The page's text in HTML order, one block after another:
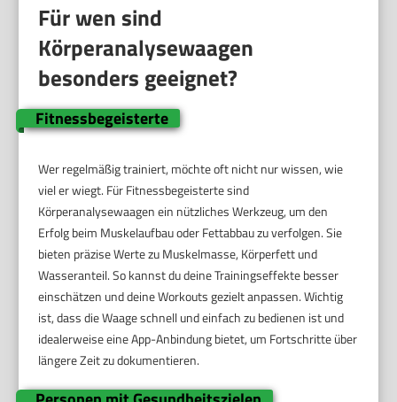
Für wen sind
Körperanalysewaagen
besonders geeignet?
Fitnessbegeisterte
Wer regelmäßig trainiert, möchte oft nicht nur wissen, wie
viel er wiegt. Für Fitnessbegeisterte sind
Körperanalysewaagen ein nützliches Werkzeug, um den
Erfolg beim Muskelaufbau oder Fettabbau zu verfolgen. Sie
bieten präzise Werte zu Muskelmasse, Körperfett und
Wasseranteil. So kannst du deine Trainingseffekte besser
einschätzen und deine Workouts gezielt anpassen. Wichtig
ist, dass die Waage schnell und einfach zu bedienen ist und
idealerweise eine App-Anbindung bietet, um Fortschritte über
längere Zeit zu dokumentieren.